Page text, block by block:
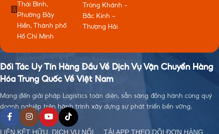
Thái Bình,
Phường Bảy
Hiền, Thành phố
Hồ Chí Minh
Trùng Khánh -
Bắc Kinh -
Thượng Hải
Đối Tác Uy Tín Hàng Đầu Về Dịch Vụ Vận Chuyển Hàng
Hóa Trung Quốc Về Việt Nam
Mang đến giải pháp Logistics toàn diện, sẵn sàng đồng hành cùng quý
doanh nghiệp trên hành trình xây dựng sự phát triển bền vững.
LIÊN KẾT HỮU DỊCH VỤ NỔI TẢI APP THEO DÕI ĐƠN HÀNG